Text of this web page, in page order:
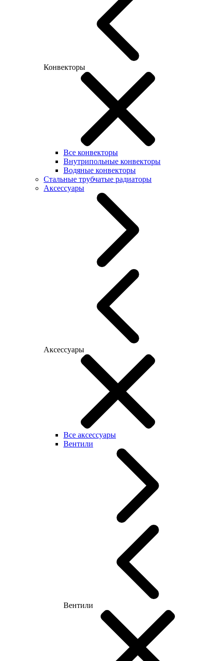
Конвекторы
Все конвекторы
Внутрипольные конвекторы
Водяные конвекторы
Стальные трубчатые радиаторы
Аксессуары
Аксессуары
Все аксессуары
Вентили
Вентили